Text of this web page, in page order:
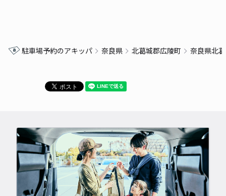
駐車場予約のアキッパ 奈良県 北葛城郡広陵町 奈良県北